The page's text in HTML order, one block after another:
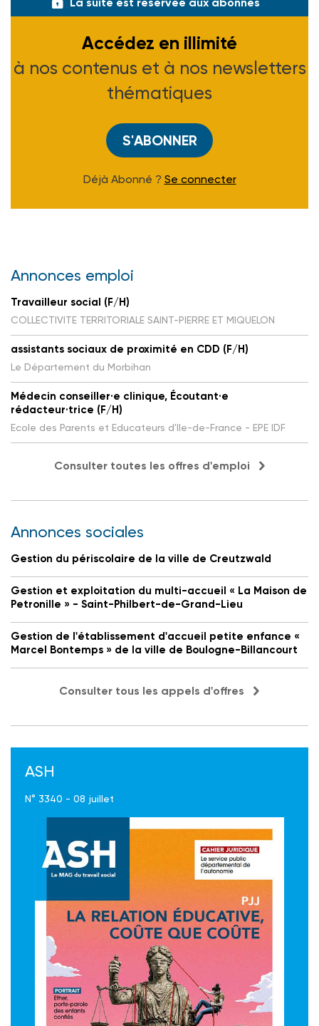
Accédez en illimité
à nos contenus et à nos newsletters
thématiques
S'ABONNER
Déjà Abonné ? Se connecter
Annonces emploi
Travailleur social (F/H)
COLLECTIVITE TERRITORIALE SAINT-PIERRE ET MIQUELON
assistants sociaux de proximité en CDD (F/H)
Le Département du Morbihan
Médecin conseiller·e clinique, Écoutant·e
rédacteur·trice (F/H)
Ecole des Parents et Educateurs d'Ile-de-France - EPE IDF
Consulter toutes les offres d'emploi
Annonces sociales
Gestion du périscolaire de la ville de Creutzwald
Gestion et exploitation du multi-accueil « La Maison de
Petronille » - Saint-Philbert-de-Grand-Lieu
Gestion de l'établissement d'accueil petite enfance «
Marcel Bontemps » de la ville de Boulogne-Billancourt
Consulter tous les appels d'offres
ASH
N° 3340 - 08 juillet